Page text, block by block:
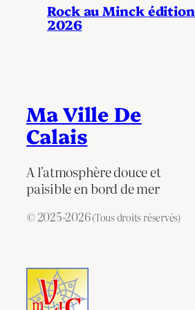
Rock au Minck édition
2026
Ma Ville De
Calais
A l'atmosphère douce et
paisible en bord de mer
© 2025-2026(Tous droits réservés)